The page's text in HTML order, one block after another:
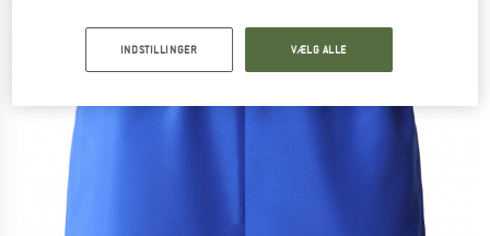
INDSTILLINGER VÆLG ALLE